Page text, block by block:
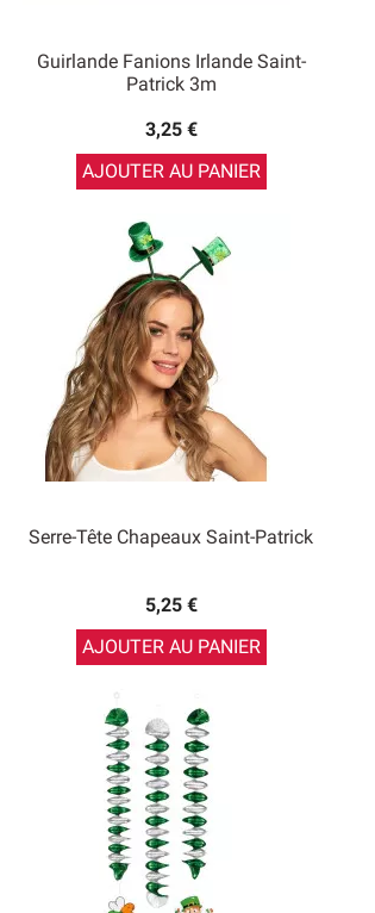
Guirlande Fanions Irlande Saint-
Patrick 3m
3,25 €
AJOUTER AU PANIER
Serre-Tête Chapeaux Saint-Patrick
5,25 €
AJOUTER AU PANIER